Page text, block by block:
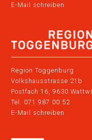
E-Mail schreiben
Region Toggenburg
Volkshausstrasse 21b
Postfach 16, 9630 Wattwil
Tel. 071 987 00 52
E-Mail schreiben